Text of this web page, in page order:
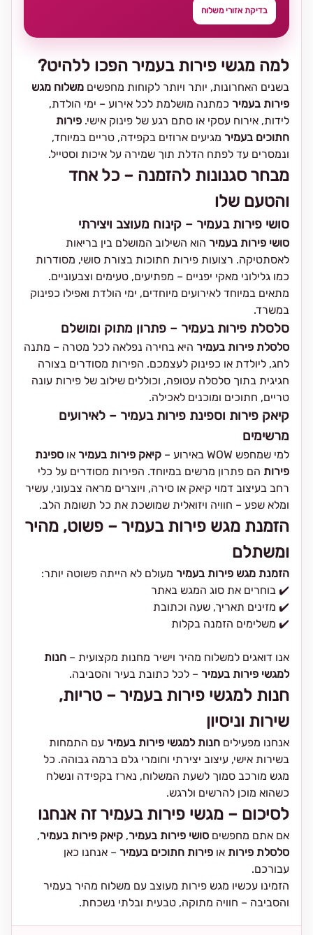
למה מגשי פירות בעמיר הפכו ללהיט?
בשנים האחרונות, יותר ויותר לקוחות מחפשים משלוח מגש
פירות בעמיר כמתנה מושלמת לכל אירוע – ימי הולדת,
לידות, אירוח עסקי או סתם רגע של פינוק אישי. פירות
חתוכים בעמיר מגיעים ארוזים בקפידה, טריים במיוחד,
ונמסרים עד לפתח הדלת תוך שמירה על איכות וסטייל.
מבחר סגנונות להזמנה – כל אחד
והטעם שלו
סושי פירות בעמיר – קינוח מעוצב ויצירתי
סושי פירות בעמיר הוא השילוב המושלם בין בריאות
לאסתטיקה. רצועות פירות חתוכות בצורת סושי, מסודרות
כמו גלילוני מאקי יפניים – מפתיעים, טעימים וצבעוניים.
מתאים במיוחד לאירועים מיוחדים, ימי הולדת ואפילו כפינוק
במשרד.
סלסלת פירות בעמיר – פתרון מתוק ומושלם
סלסלת פירות בעמיר היא בחירה נפלאה לכל מטרה – מתנה
לחג, ליולדת או כפינוק לעצמכם. הפירות מסודרים בצורה
חגיגית בתוך סלסלה עטופה, וכוללים שילוב של פירות עונה
טריים, חתוכים ומוכנים לאכילה.
קיאק פירות וספינת פירות בעמיר – לאירועים
מרשימים
למי שמחפש WOW באירוע – קיאק פירות בעמיר או ספינת
פירות הם פתרון מרשים במיוחד. הפירות מסודרים על כלי
רחב בעיצוב דמוי קיאק או סירה, ויוצרים מראה צבעוני, עשיר
ומלא שפע – חוויה ויזואלית שמושכת את כל תשומת הלב.
הזמנת מגש פירות בעמיר – פשוט, מהיר
ומשתלם
הזמנת מגש פירות בעמיר מעולם לא הייתה פשוטה יותר:
✔️ בוחרים את סוג המגש באתר
✔️ מזינים תאריך, שעה וכתובת
✔️ משלימים הזמנה בקלות
אנו דואגים למשלוח מהיר וישיר מחנות מקצועית – חנות
למגשי פירות בעמיר – לכל כתובת בעיר והסביבה.
חנות למגשי פירות בעמיר – טריות,
שירות וניסיון
אנחנו מפעילים חנות למגשי פירות בעמיר עם התמחות
בשירות אישי, עיצוב יצירתי וחומרי גלם ברמה גבוהה. כל
מגש מורכב סמוך לשעת המשלוח, נארז בקפידה ונשלח
כשהוא מוכן להרשים ולרגש.
לסיכום – מגשי פירות בעמיר זה אנחנו
אם אתם מחפשים סושי פירות בעמיר, קיאק פירות בעמיר,
סלסלת פירות או פירות חתוכים בעמיר – אנחנו כאן
עבורכם.
הזמינו עכשיו מגש פירות מעוצב עם משלוח מהיר בעמיר
והסביבה – חוויה מתוקה, טבעית ובלתי נשכחת.
בדיקת אזורי משלוח